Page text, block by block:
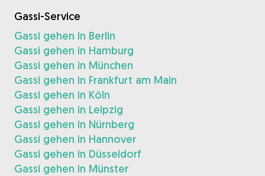
Gassi-Service
Gassi gehen in Berlin
Gassi gehen in Hamburg
Gassi gehen in München
Gassi gehen in Frankfurt am Main
Gassi gehen in Köln
Gassi gehen in Leipzig
Gassi gehen in Nürnberg
Gassi gehen in Hannover
Gassi gehen in Düsseldorf
Gassi gehen in Münster